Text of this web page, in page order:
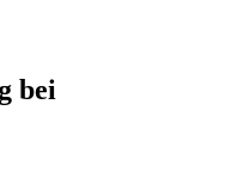
bei